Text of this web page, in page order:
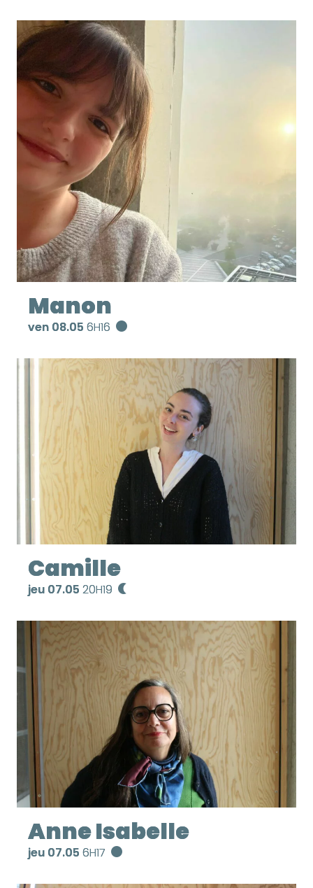
Manon
ven 08.05 6H16
Camille
jeu 07.05 20H19
Anne Isabelle
jeu 07.05 6H17